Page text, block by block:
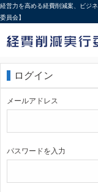
経営力を高める経費削減案、ビジ
委員会】
ログイン
メールアドレス
パスワードを入力